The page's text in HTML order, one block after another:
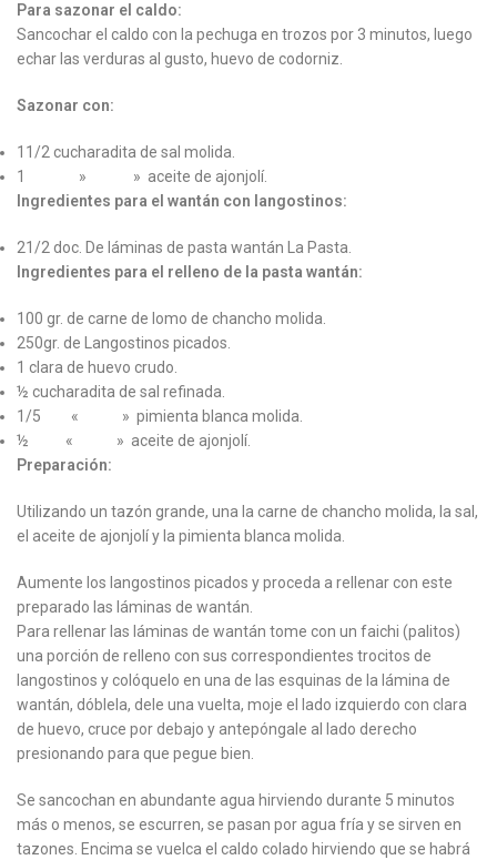
Para sazonar el caldo:
Sancochar el caldo con la pechuga en trozos por 3 minutos, luego
echar las verduras al gusto, huevo de codorniz.
Sazonar con:
11/2 cucharadita de sal molida.
1 ​ » » aceite de ajonjolí.
Ingredientes para el wantán con langostinos:
21/2 ​doc. De láminas de pasta wantán La Pasta.
Ingredientes para el relleno de la pasta wantán:
100 gr. de carne de lomo de chancho molida.
250gr. de Langostinos picados.
1 ​clara de huevo crudo.
½ ​cucharadita de sal refinada.
1/5​ «​ » ​pimienta blanca molida.
½ ​ «​ » ​aceite de ajonjolí.
Preparación:
Utilizando un tazón grande, una la carne de chancho molida, la sal,
el aceite de ajonjolí y la pimienta blanca molida.
​Aumente los langostinos picados y proceda a rellenar con este
preparado las láminas de wantán.
​Para rellenar las láminas de wantán tome con un faichi (palitos)
una porción de relleno con sus correspondientes trocitos de
langostinos y colóquelo en una de las esquinas de la lámina de
wantán, dóblela, dele una vuelta, moje el lado izquierdo con clara
de huevo, cruce por debajo y antepóngale al lado derecho
presionando para que pegue bien.
Se sancochan en abundante agua hirviendo durante 5 minutos
más o menos, se escurren, se pasan por agua fría y se sirven en
tazones. Encima se vuelca el caldo colado hirviendo que se habrá